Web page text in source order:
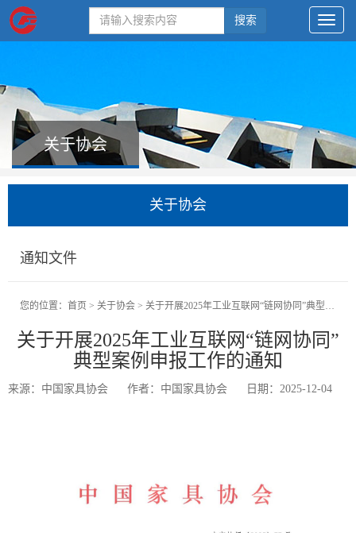
搜索
关于协会
关于协会
通知文件
您的位置： 首页 > 关于协会 > 关于开展2025年工业互联网“链网协同”典型案例申报工作的通知
关于开展2025年工业互联网“链网协同”
典型案例申报工作的通知
来源：中国家具协会 作者：中国家具协会 日期：2025-12-04